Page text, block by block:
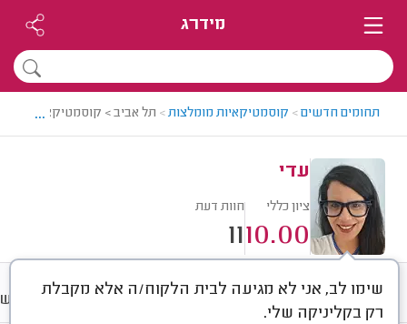
מידרג
תחומים חדשים> קוסמטיקאיות מומלצות> תל אביב > קוסמטיקאית
...
עדי
ציון כללי
10.00
חוות דעת
11
שימו לב, אני לא מגיעה לבית הלקוח/ה אלא מקבלת
רק בקליניקה שלי.
חוות דעת מחירים ממוצע